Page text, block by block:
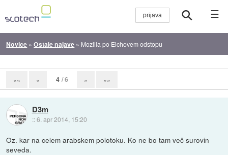
☰
Novice »Ostale najave » Mozilla po Eichovem odstopu
«« « 4 / 6 » »»
D3m
::6. apr 2014, 15:20
Oz. kar na celem arabskem polotoku. Ko ne bo tam več surovin
seveda.